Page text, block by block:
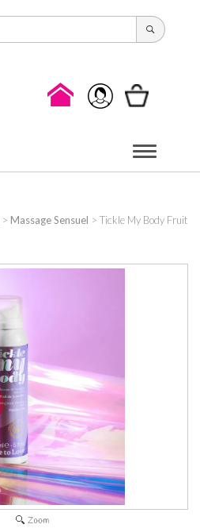

Menu
> Massage Sensuel > Tickle My Body Fruit